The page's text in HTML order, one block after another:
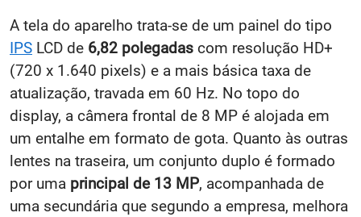
A tela do aparelho trata-se de um painel do tipo
IPS LCD de 6,82 polegadas com resolução HD+
(720 x 1.640 pixels) e a mais básica taxa de
atualização, travada em 60 Hz. No topo do
display, a câmera frontal de 8 MP é alojada em
um entalhe em formato de gota. Quanto às outras
lentes na traseira, um conjunto duplo é formado
por uma principal de 13 MP, acompanhada de
uma secundária que segundo a empresa, melhora